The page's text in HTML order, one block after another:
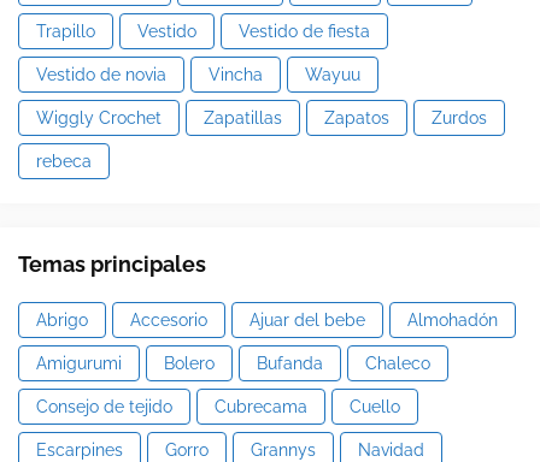
Trapillo Vestido Vestido de fiesta
Vestido de novia Vincha Wayuu
Wiggly Crochet Zapatillas Zapatos Zurdos
rebeca
Temas principales
Abrigo Accesorio Ajuar del bebe Almohadón
Amigurumi Bolero Bufanda Chaleco
Consejo de tejido Cubrecama Cuello
Escarpines Gorro Grannys Navidad